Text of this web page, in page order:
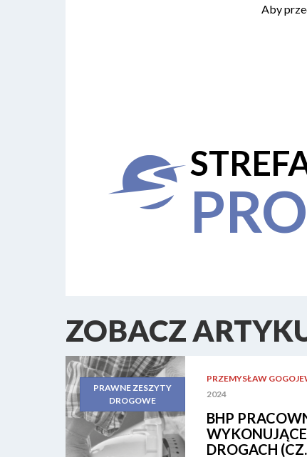
Aby
ZOBACZ
PRAWNE ZESZYTY
DROGOWE
PRZEMYSŁAW
2024
BHP
DROGACH